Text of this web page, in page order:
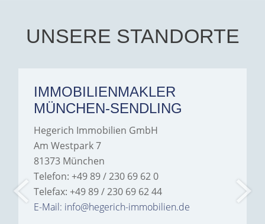
UNSERE STANDORTE
IMMOBILIENMAKLER
MÜNCHEN-SENDLING
Hegerich Immobilien GmbH
Am Westpark 7
81373 München
Telefon: +49 89 / 230 69 62 0
Telefax: +49 89 / 230 69 62 44
E-Mail: info@hegerich-immobilien.de